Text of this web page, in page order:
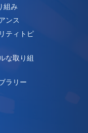
組み
ンス
ティトピ
な取り組
ラリー